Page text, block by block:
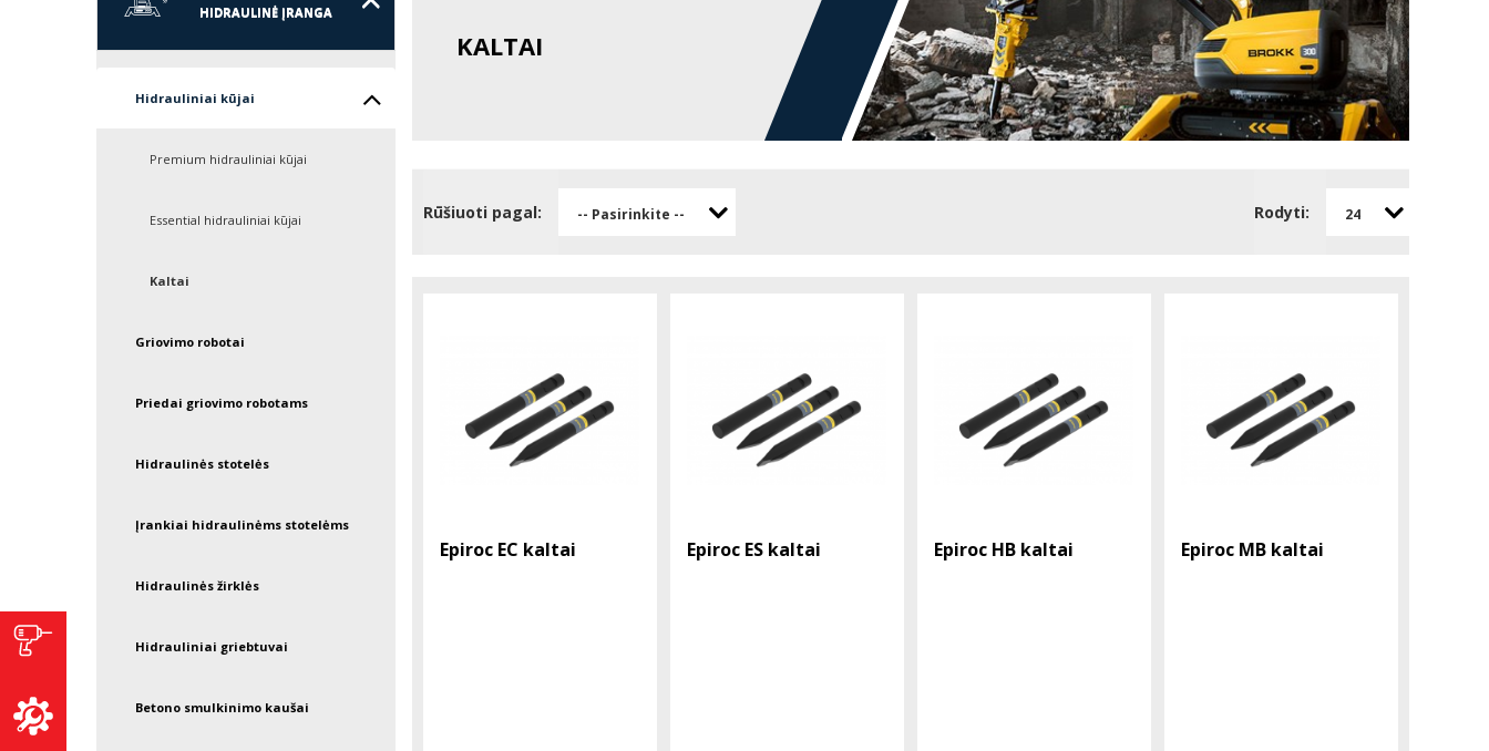
HIDRAULINĖ ĮRANGA
Hidrauliniai kūjai
Premium hidrauliniai kūjai
Essential hidrauliniai kūjai
Kaltai
Griovimo robotai
Priedai griovimo robotams
Hidraulinės stotelės
Įrankiai hidraulinėms stotelėms
Hidraulinės žirklės
Hidrauliniai griebtuvai
Betono smulkinimo kaušai
KALTAI
Rūšiuoti pagal: -- Pasirinkite -- Rodyti: 24
Epiroc EC kaltai Epiroc ES kaltai Epiroc HB kaltai Epiroc MB kaltai